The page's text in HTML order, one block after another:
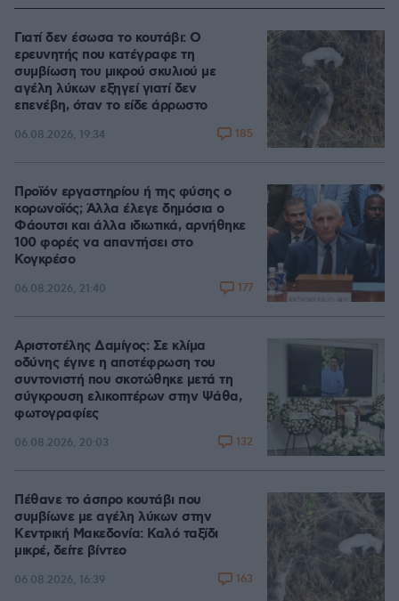
Γιατί δεν έσωσα το κουτάβι: Ο
ερευνητής που κατέγραφε τη
συμβίωση του μικρού σκυλιού με
αγέλη λύκων εξηγεί γιατί δεν
επενέβη, όταν το είδε άρρωστο
06.08.2026, 19:34 185
Προϊόν εργαστηρίου ή της φύσης ο
κορωνοϊός; Άλλα έλεγε δημόσια ο
Φάουτσι και άλλα ιδιωτικά, αρνήθηκε
100 φορές να απαντήσει στο
Κογκρέσο
06.08.2026, 21:40 177
Αριστοτέλης Δαμίγος: Σε κλίμα
οδύνης έγινε η αποτέφρωση του
συντονιστή που σκοτώθηκε μετά τη
σύγκρουση ελικοπτέρων στην Ψάθα,
φωτογραφίες
06.08.2026, 20:03 132
Πέθανε το άσπρο κουτάβι που
συμβίωνε με αγέλη λύκων στην
Κεντρική Μακεδονία: Καλό ταξίδι
μικρέ, δείτε βίντεο
06.08.2026, 16:39 163